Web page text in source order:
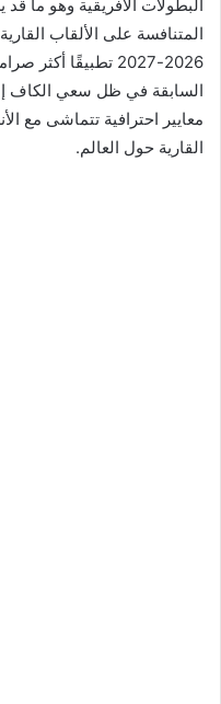
البطولات الأفريقية وهو ما
المتنافسة على الألقاب
2026-2027 تطبيقًا
السابقة في ظل سعي الكاف
معايير احترافية تتماشى مع
القارية حول العالم.